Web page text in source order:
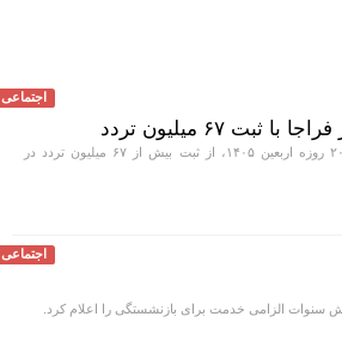
اجتماعی
رئیس پلیس راهور فراجا با اعلام پایان طرح ۲۰ روزه اربعین ۱۴۰۵، از ثبت بیش از ۶۷ میلیون تردد در
اجتماعی
الزامی خدمت برای بازنشستگی را اعلام کرد.